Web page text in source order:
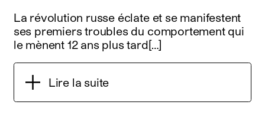
La révolution russe éclate et se manifestent
ses premiers troubles du comportement qui
le mènent 12 ans plus tard[…]
Lire la suite